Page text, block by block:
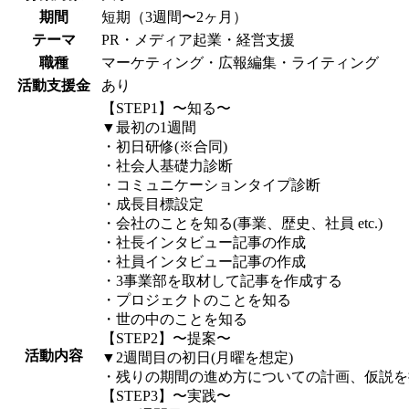
期間
短期（3週間〜2ヶ月）
テーマ
PR・メディア起業・経営支援
職種
マーケティング・広報編集・ライティング
活動支援金
あり
活動内容
【STEP1】〜知る〜
▼最初の1週間
・初日研修(※合同)
・社会人基礎力診断
・コミュニケーションタイプ診断
・成長目標設定
・会社のことを知る(事業、歴史、社員 etc.)
・社長インタビュー記事の作成
・社員インタビュー記事の作成
・3事業部を取材して記事を作成する
・プロジェクトのことを知る
・世の中のことを知る
【STEP2】〜提案〜
▼2週間目の初日(月曜を想定)
・残りの期間の進め方についての計画、仮説
【STEP3】〜実践〜